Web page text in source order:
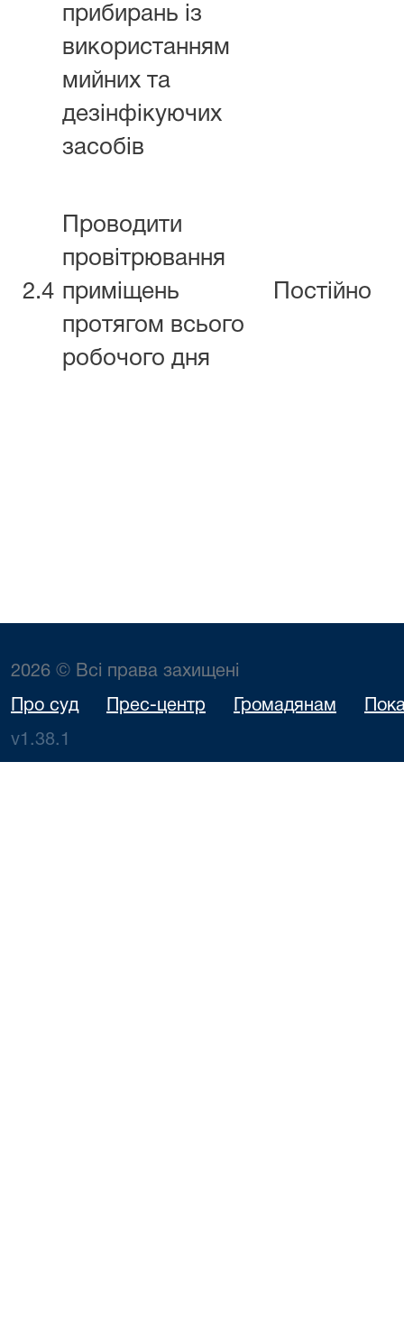
прибирань із
використанням
мийних та
дезінфікуючих
засобів
2.4
Проводити
провітрювання
приміщень
протягом всього
робочого дня
Постійно
2026 © Всі права захищені
Про суд Прес-центр Громадянам
v1.38.1